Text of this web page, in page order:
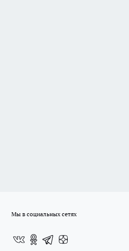
Мы в социальных сетях